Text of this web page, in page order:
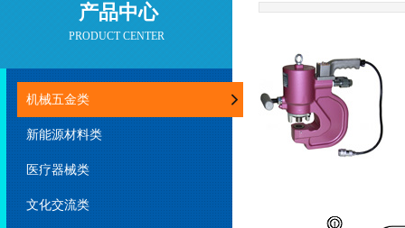
产品中心
PRODUCT CENTER
机械五金类
新能源材料类
医疗器械类
文化交流类